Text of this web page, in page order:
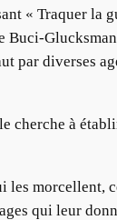
« Traquer la
Buci-
par diverses
cherche à
les morcellent,
qui leur